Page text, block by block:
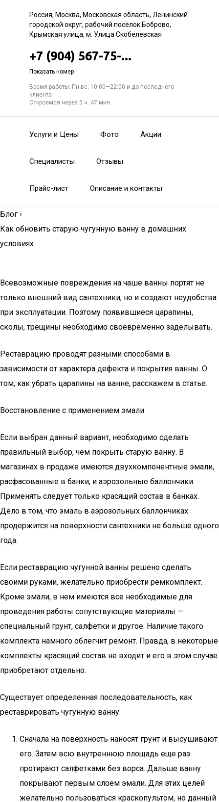
Россия, Москва, Московская область, Ленинский
городской округ, рабочий посёлок Боброво,
Крымская улица, м. Улица Скобелевская
+7 (904) 567-75-...
Показать номер
Время работы: Пн-вс: 10:00—22:00 и до последнего
клиента
Откроемся через 5 ч. 47 мин.
Услуги и Цены Фото Акции
Специалисты Отзывы
Прайс-лист Описание и контакты
Блог ›
Как обновить старую чугунную ванну в домашних
условиях
Всевозможные повреждения на чаше ванны портят не
только внешний вид сантехники, но и создают неудобства
при эксплуатации. Поэтому появившиеся царапины,
сколы, трещины необходимо своевременно заделывать.
Реставрацию проводят разными способами в
зависимости от характера дефекта и покрытия ванны. О
том, как убрать царапины на ванне, расскажем в статье.
Восстановление с применением эмали
Если выбран данный вариант, необходимо сделать
правильный выбор, чем покрыть старую ванну. В
магазинах в продаже имеются двухкомпонентные эмали,
расфасованные в банки, и аэрозольные баллончики.
Применять следует только красящий состав в банках.
Дело в том, что эмаль в аэрозольных баллончиках
продержится на поверхности сантехники не больше одного
года.
Если реставрацию чугунной ванны решено сделать
своими руками, желательно приобрести ремкомплект.
Кроме эмали, в нем имеются все необходимые для
проведения работы сопутствующие материалы —
специальный грунт, салфетки и другое. Наличие такого
комплекта намного облегчит ремонт. Правда, в некоторые
комплекты красящий состав не входит и его в этом случае
приобретают отдельно.
Существует определенная последовательность, как
реставрировать чугунную ванну:
Сначала на поверхность наносят грунт и высушивают
его. Затем всю внутреннюю площадь еще раз
протирают салфетками без ворса. Дальше ванну
покрывают первым слоем эмали. Для этих целей
желательно пользоваться краскопультом, но данный